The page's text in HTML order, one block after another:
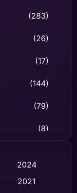
(283)
(26)
(17)
(144)
(79)
(8)
2024
2021